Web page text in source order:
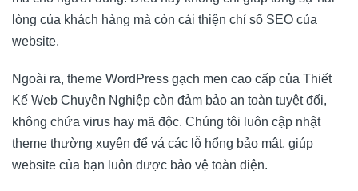
lòng của khách hàng mà còn cải thiện chỉ số SEO của
website.
Ngoài ra, theme WordPress gạch men cao cấp của Thiết
Kế Web Chuyên Nghiệp còn đảm bảo an toàn tuyệt đối,
không chứa virus hay mã độc. Chúng tôi luôn cập nhật
theme thường xuyên để vá các lỗ hổng bảo mật, giúp
website của bạn luôn được bảo vệ toàn diện.